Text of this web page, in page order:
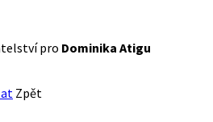
pro Dominika Atigu
Zpět